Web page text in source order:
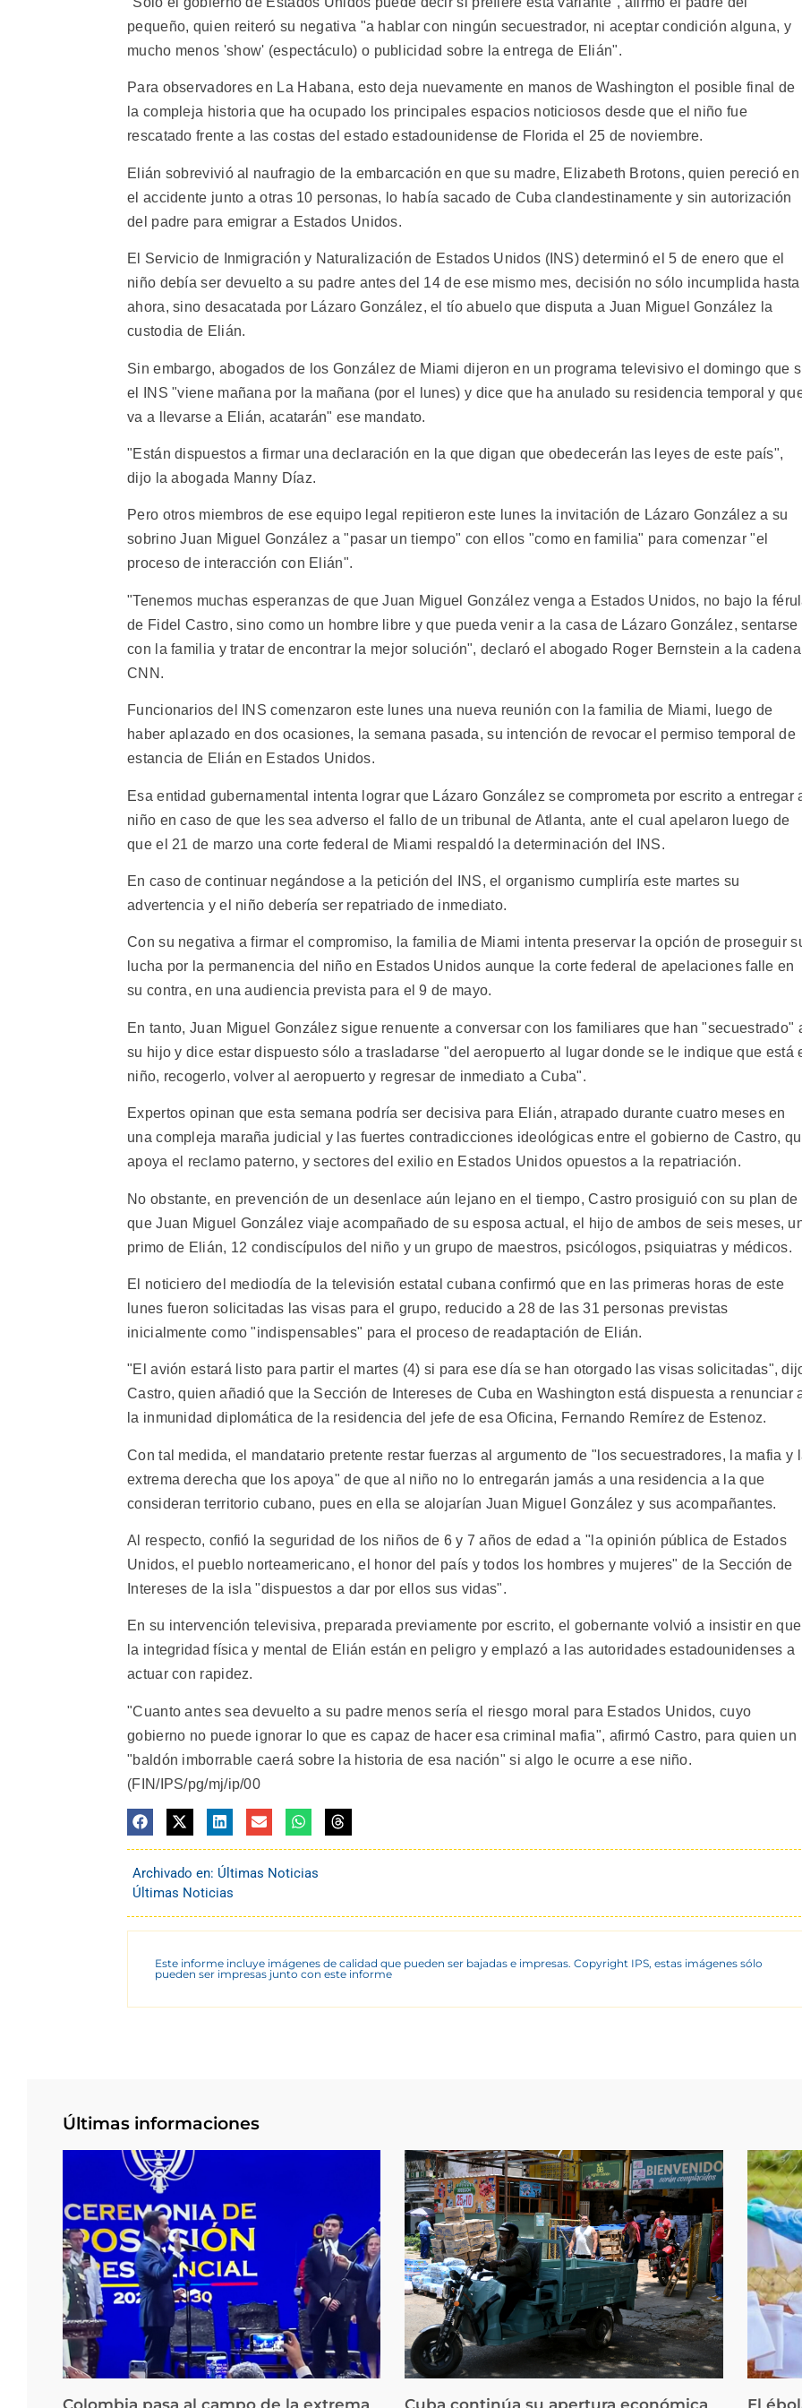
pequeño, quien reiteró su negativa "a hablar con ningún secuestrador, ni aceptar condición alguna, y
mucho menos 'show' (espectáculo) o publicidad sobre la entrega de Elián".
Para observadores en La Habana, esto deja nuevamente en manos de Washington el posible final de
la compleja historia que ha ocupado los principales espacios noticiosos desde que el niño fue
rescatado frente a las costas del estado estadounidense de Florida el 25 de noviembre.
Elián sobrevivió al naufragio de la embarcación en que su madre, Elizabeth Brotons, quien pereció en
el accidente junto a otras 10 personas, lo había sacado de Cuba clandestinamente y sin autorización
del padre para emigrar a Estados Unidos.
El Servicio de Inmigración y Naturalización de Estados Unidos (INS) determinó el 5 de enero que el
niño debía ser devuelto a su padre antes del 14 de ese mismo mes, decisión no sólo incumplida hasta
ahora, sino desacatada por Lázaro González, el tío abuelo que disputa a Juan Miguel González la
custodia de Elián.
Sin embargo, abogados de los González de Miami dijeron en un programa televisivo el domingo que
el INS "viene mañana por la mañana (por el lunes) y dice que ha anulado su residencia temporal y
va a llevarse a Elián, acatarán" ese mandato.
"Están dispuestos a firmar una declaración en la que digan que obedecerán las leyes de este país",
dijo la abogada Manny Díaz.
Pero otros miembros de ese equipo legal repitieron este lunes la invitación de Lázaro González a su
sobrino Juan Miguel González a "pasar un tiempo" con ellos "como en familia" para comenzar "el
proceso de interacción con Elián".
"Tenemos muchas esperanzas de que Juan Miguel González venga a Estados Unidos, no bajo la
de Fidel Castro, sino como un hombre libre y que pueda venir a la casa de Lázaro González, sentarse
con la familia y tratar de encontrar la mejor solución", declaró el abogado Roger Bernstein a la cadena
CNN.
Funcionarios del INS comenzaron este lunes una nueva reunión con la familia de Miami, luego de
haber aplazado en dos ocasiones, la semana pasada, su intención de revocar el permiso temporal de
estancia de Elián en Estados Unidos.
Esa entidad gubernamental intenta lograr que Lázaro González se comprometa por escrito a entregar
niño en caso de que les sea adverso el fallo de un tribunal de Atlanta, ante el cual apelaron luego de
que el 21 de marzo una corte federal de Miami respaldó la determinación del INS.
En caso de continuar negándose a la petición del INS, el organismo cumpliría este martes su
advertencia y el niño debería ser repatriado de inmediato.
Con su negativa a firmar el compromiso, la familia de Miami intenta preservar la opción de proseguir
lucha por la permanencia del niño en Estados Unidos aunque la corte federal de apelaciones falle en
su contra, en una audiencia prevista para el 9 de mayo.
En tanto, Juan Miguel González sigue renuente a conversar con los familiares que han "secuestrado"
su hijo y dice estar dispuesto sólo a trasladarse "del aeropuerto al lugar donde se le indique que está
niño, recogerlo, volver al aeropuerto y regresar de inmediato a Cuba".
Expertos opinan que esta semana podría ser decisiva para Elián, atrapado durante cuatro meses en
una compleja maraña judicial y las fuertes contradicciones ideológicas entre el gobierno de Castro,
apoya el reclamo paterno, y sectores del exilio en Estados Unidos opuestos a la repatriación.
No obstante, en prevención de un desenlace aún lejano en el tiempo, Castro prosiguió con su plan de
que Juan Miguel González viaje acompañado de su esposa actual, el hijo de ambos de seis meses,
primo de Elián, 12 condiscípulos del niño y un grupo de maestros, psicólogos, psiquiatras y médicos.
El noticiero del mediodía de la televisión estatal cubana confirmó que en las primeras horas de este
lunes fueron solicitadas las visas para el grupo, reducido a 28 de las 31 personas previstas
inicialmente como "indispensables" para el proceso de readaptación de Elián.
"El avión estará listo para partir el martes (4) si para ese día se han otorgado las visas solicitadas",
Castro, quien añadió que la Sección de Intereses de Cuba en Washington está dispuesta a renunciar
la inmunidad diplomática de la residencia del jefe de esa Oficina, Fernando Remírez de Estenoz.
Con tal medida, el mandatario pretente restar fuerzas al argumento de "los secuestradores, la mafia y
extrema derecha que los apoya" de que al niño no lo entregarán jamás a una residencia a la que
consideran territorio cubano, pues en ella se alojarían Juan Miguel González y sus acompañantes.
Al respecto, confió la seguridad de los niños de 6 y 7 años de edad a "la opinión pública de Estados
Unidos, el pueblo norteamericano, el honor del país y todos los hombres y mujeres" de la Sección de
Intereses de la isla "dispuestos a dar por ellos sus vidas".
En su intervención televisiva, preparada previamente por escrito, el gobernante volvió a insistir en que
la integridad física y mental de Elián están en peligro y emplazó a las autoridades estadounidenses a
actuar con rapidez.
"Cuanto antes sea devuelto a su padre menos sería el riesgo moral para Estados Unidos, cuyo
gobierno no puede ignorar lo que es capaz de hacer esa criminal mafia", afirmó Castro, para quien un
"baldón imborrable caerá sobre la historia de esa nación" si algo le ocurre a ese niño.
(FIN/IPS/pg/mj/ip/00
Archivado en: Últimas Noticias
Últimas Noticias
Este informe incluye imágenes de calidad que pueden ser bajadas e impresas. Copyright IPS, estas imágenes sólo
pueden ser impresas junto con este informe
Últimas informaciones